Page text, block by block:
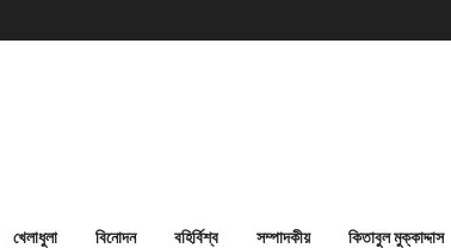
খেলাধুলা বিনোদন বহির্বিশ্ব সম্পাদকীয় কিতাবুল মুক্কাদ্দাস